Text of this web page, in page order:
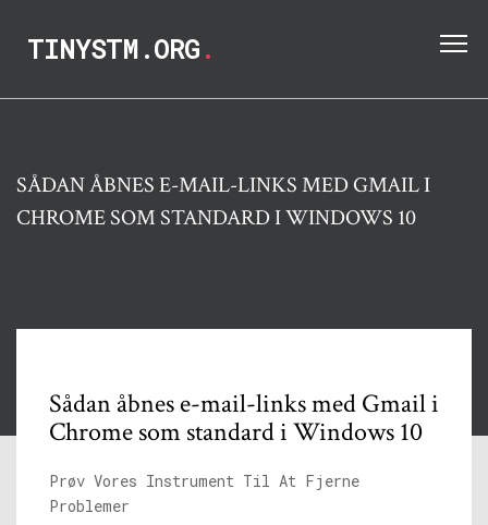
TINYSTM.ORG.
SÅDAN ÅBNES E-MAIL-LINKS MED GMAIL I
CHROME SOM STANDARD I WINDOWS 10
Sådan åbnes e-mail-links med Gmail i
Chrome som standard i Windows 10
Prøv Vores Instrument Til At Fjerne
Problemer